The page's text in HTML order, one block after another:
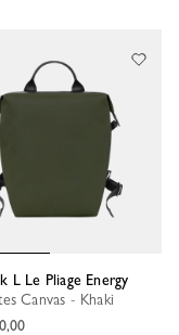
L Le Pliage Energy
Canvas - Khaki